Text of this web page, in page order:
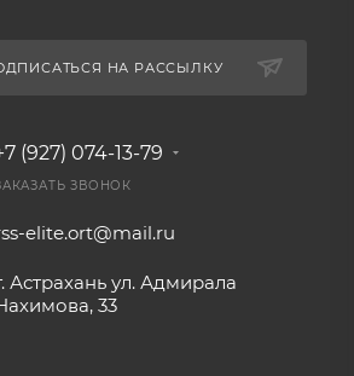
НА РАССЫЛКУ
(927) 074-13-79
ЗВОНОК
elite.ort@mail.ru
Астрахань ул. Адмирала
33